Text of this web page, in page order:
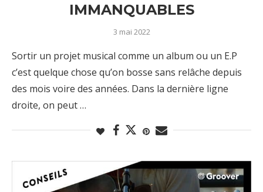
IMMANQUABLES
3 mai 2022
Sortir un projet musical comme un album ou un E.P
c’est quelque chose qu’on bosse sans relâche depuis
des mois voire des années. Dans la dernière ligne
droite, on peut …